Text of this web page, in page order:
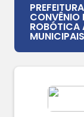
CONVÊNIO
ROBÓTICA
MUNICIPAIS